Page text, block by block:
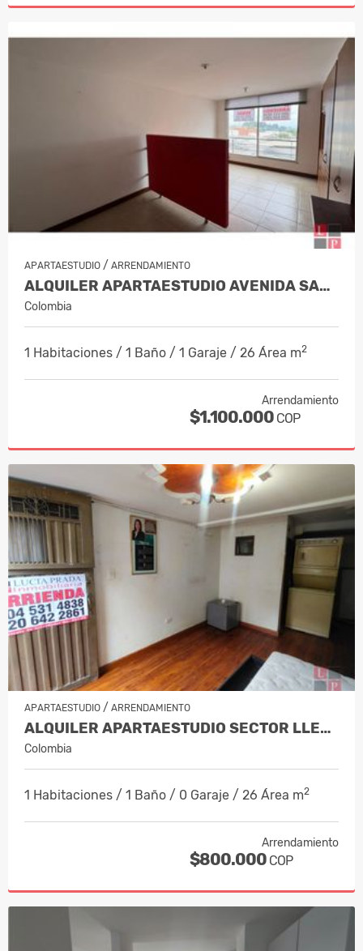
APARTAESTUDIO / ARRENDAMIENTO
ALQUILER APARTAESTUDIO AVENIDA SANTAN…
Colombia
1 Habitaciones / 1 Baño / 1 Garaje / 26 Área m2
Arrendamiento
$1.100.000 COP
APARTAESTUDIO / ARRENDAMIENTO
ALQUILER APARTAESTUDIO SECTOR LLERAS,…
Colombia
1 Habitaciones / 1 Baño / 0 Garaje / 26 Área m2
Arrendamiento
$800.000 COP